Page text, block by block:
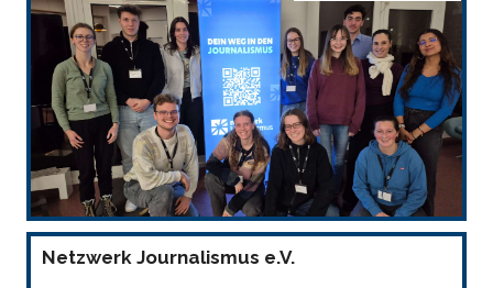
Netzwerk Journalismus e.V.